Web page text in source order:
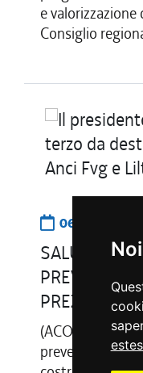
e
Consiglio
06.07.2026
SALUTE.
PREZIOSO
(ACON) Udine,
prevenzione,